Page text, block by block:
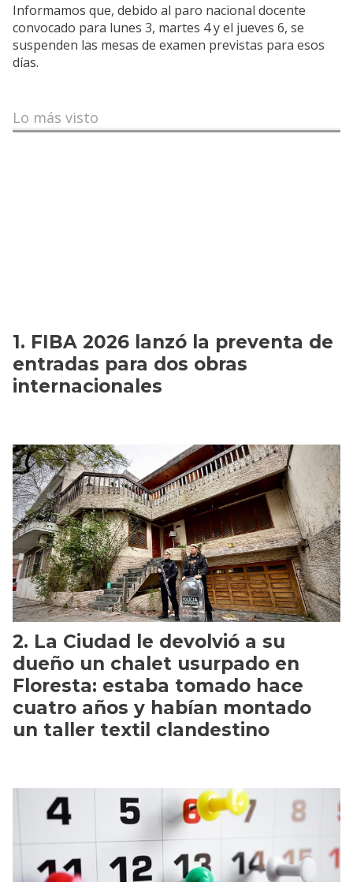
Informamos que, debido al paro nacional docente
convocado para lunes 3, martes 4 y el jueves 6, se
suspenden las mesas de examen previstas para esos
días.
Lo más visto
FIBA 2026 lanzó la preventa de
entradas para dos obras
internacionales
La Ciudad le devolvió a su
dueño un chalet usurpado en
Floresta: estaba tomado hace
cuatro años y habían montado
un taller textil clandestino